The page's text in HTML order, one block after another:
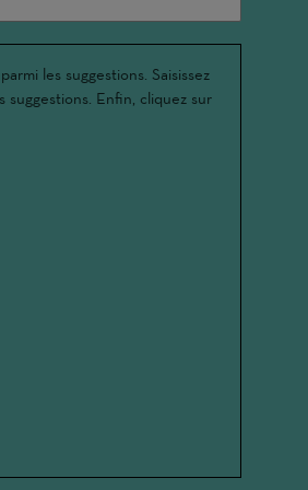
les suggestions. Saisissez
suggestions. Enfin, cliquez sur